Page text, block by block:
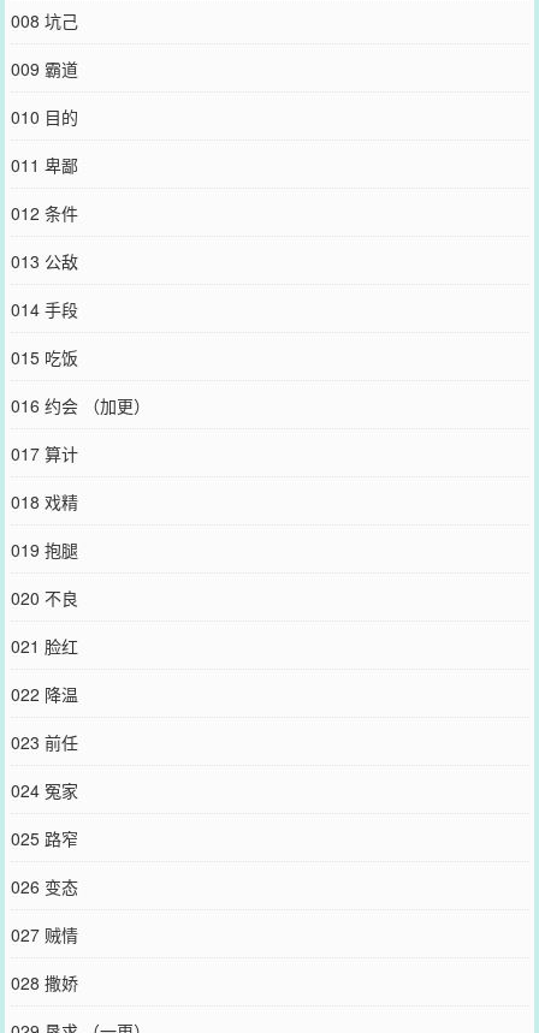
008 坑己
009 霸道
010 目的
011 卑鄙
012 条件
013 公敌
014 手段
015 吃饭
016 约会 （加更）
017 算计
018 戏精
019 抱腿
020 不良
021 脸红
022 降温
023 前任
024 冤家
025 路窄
026 变态
027 贼情
028 撒娇